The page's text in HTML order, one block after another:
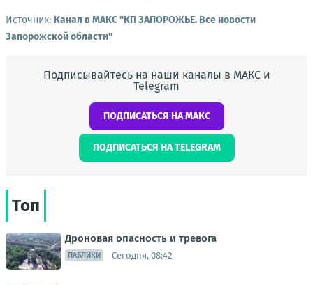
Источник: Канал в МАКС "КП ЗАПОРОЖЬЕ. Все новости
Запорожской области"
Подписывайтесь на наши каналы в МАКС и
Telegram
ПОДПИСАТЬСЯ НА МАКС
ПОДПИСАТЬСЯ НА TELEGRAM
Топ
Дроновая опасность и тревога
ПАБЛИКИ Сегодня, 08:42